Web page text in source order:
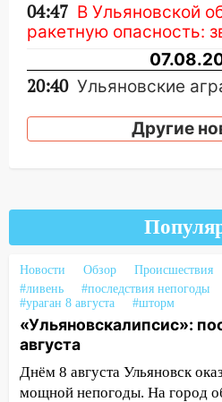
04:47 В Ульяновской
ракетную опасность:
20:40 Ульяновские
до декабря
празднованию Дня
следствия
19:30
Ульяновцев
поддержать
на фестивале
18:11 Ульяновская
пилотным регионом
«Культурное
Другие
Новости Обзор Происшествия
#ливень
#последствия непогоды
#ураган 8 августа
#шторм
«Ульяновскалипсис»:
августа
Днём 8 августа Ульяновск
мощной непогоды. На город